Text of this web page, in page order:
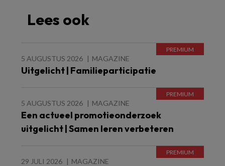
Lees ook
5 AUGUSTUS 2026 MAGAZINE
Uitgelicht | Familieparticipatie
5 AUGUSTUS 2026 MAGAZINE
Een actueel promotieonderzoek
uitgelicht | Samen leren verbeteren
29 JULI 2026 MAGAZINE